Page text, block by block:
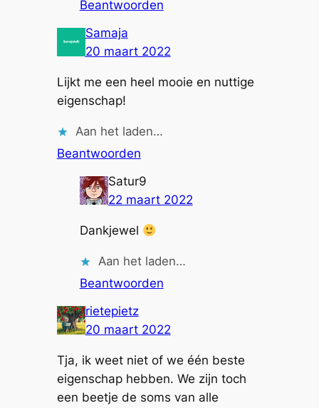
Beantwoorden
Samaja
20 maart 2022
Lijkt me een heel mooie en nuttige
eigenschap!
Aan het laden…
Beantwoorden
Satur9
22 maart 2022
Dankjewel
Aan het laden…
Beantwoorden
rietepietz
20 maart 2022
Tja, ik weet niet of we één beste
eigenschap hebben. We zijn toch
een beetje de soms van alle